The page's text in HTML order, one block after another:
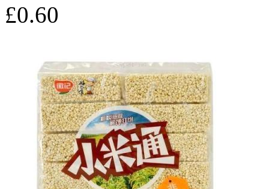
£0.60